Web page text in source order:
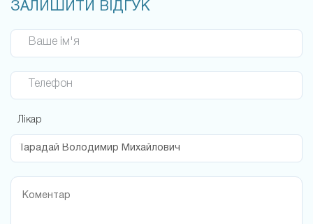
ЗАЛИШИТИ ВІДГУК
Ваше ім'я
Телефон
Лікар